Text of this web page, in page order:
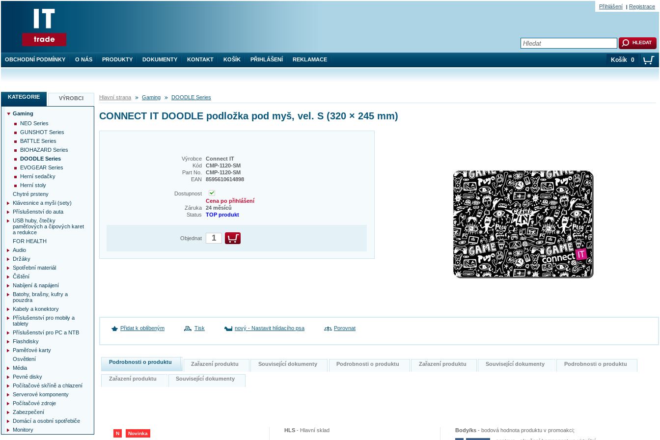
Hlavní strana Gaming DOODLE Series
CONNECT IT DOODLE podložka pod myš, vel. S (320 × 245 mm)
Výrobce
Connect IT
Kód
CMP-1120-SM
Part No.
CMP-1120-SM
EAN
8595610614898
Dostupnost
Cena po přihlášení
Záruka
24 měsíců
Status
TOP produkt
Objednat
Přidat k oblíbeným Tisk nový - Nastavit hlídacího psa Porovnat
Podrobnosti o produktu Zařazení produktu Související dokumenty Podrobnosti o produktu Zařazení produktu Související dokumenty Podrobnosti o produktu
Zařazení produktu Související dokumenty
N Novinka
HLS - Hlavní sklad Body/ks - bodová hodnota produktu v promoakci;
KATEGORIE VÝROBCI
Gaming
NEO Series
GUNSHOT Series
BATTLE Series
BIOHAZARD Series
DOODLE Series
EVOGEAR Series
Herní sedačky
Herní stoly
Chytré prsteny
Klávesnice a myši (sety)
Příslušenství do auta
USB huby, čtečky
paměťových a čipových karet
a redukce
FOR HEALTH
Audio
Držáky
Spotřební materiál
Čištění
Nabíjení & napájení
Batohy, brašny, kufry a
pouzdra
Kabely a konektory
Příslušenství pro mobily a
tablety
Příslušenství pro PC a NTB
Flashdisky
Paměťové karty
Osvětlení
Média
Pevné disky
Počítačové skříně a chlazení
Serverové komponenty
Počítačové zdroje
Zabezpečení
Domácí a osobní spotřebiče
Monitory
OBCHODNÍ PODMÍNKY O NÁS PRODUKTY DOKUMENTY KONTAKT KOŠÍK PŘIHLÁŠENÍ REKLAMACE Košík 0
Přihlášení Registrace